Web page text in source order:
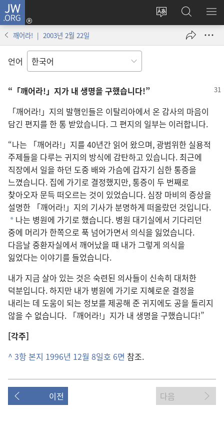
JW.ORG
사이트
변경
로그인
(새로운
열기)
JW.ORG
검색
메
깨어라! | 2003년 2월 22일
언어
“「깨어라!」지가 내 생명을 구했습니다!”
「깨어라!」지의 발행인들은 이탈리아에서 온 감사의 마음이
담긴 편지를 한 통 받았습니다. 그 편지의 일부는 이러합니다.
“나는 「깨어라!」지를 40년간 읽어 왔으며, 광범위한 실용적
주제들을 다루는 귀지의 방식에 감탄하고 있습니다. 최근에
직장에서 일을 하던 도중 배와 가슴에 갑자기 심한 통증을
느꼈습니다. 집에 가기로 결정했지만, 통증이 두 번째로
찾아오자 문득 떠오르는 것이 있었습니다. 심장 마비의 증상을
설명한 「깨어라!」지의 기사가 분명하게 떠올랐던 것입니다.
* 나는 병원에 가기로 했습니다. 병원 대기실에서 기다리던
중에 머리가 한쪽으로 푹 넘어가면서 의식을 잃었습니다.
다음날 중환자실에서 깨어났을 때 내가 그렇게 의식을
잃었다는 이야기를 들었습니다.
내가 지금 살아 있는 것은 숙련된 의사들이 신속히 대처한
덕분입니다. 하지만 내가 병원에 가기로 지혜로운 결정을
내리는 데 도움이 되는 정보를 제공해 준 귀지에도 공을 돌리지
않을 수 없습니다. 「깨어라!」지가 내 생명을 구했습니다!”
[각주]
^ 3항본지 1996년 12월 8일호 6면 참조.
이전 다음